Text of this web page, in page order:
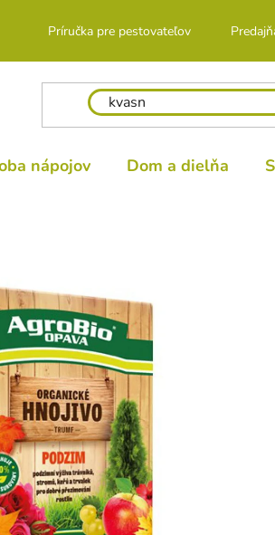
Príručka pre pestovateľov
nápojov Dom a dielňa